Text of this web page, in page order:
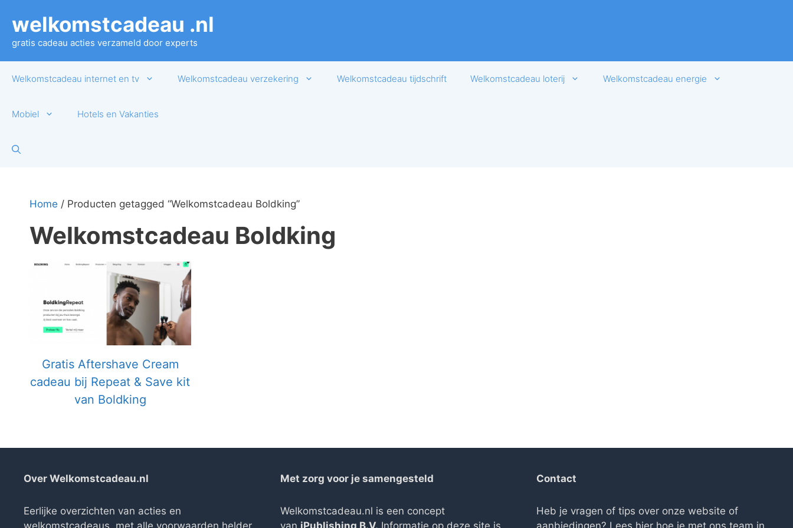
naar
inhoud
welkomstcadeau .nl
gratis cadeau acties verzameld door experts
Welkomstcadeau internet en tv Welkomstcadeau verzekering Welkomstcadeau tijdschrift Welkomstcadeau loterij Welkomstcadeau energie
Mobiel Hotels en Vakanties
Home / Producten getagged “Welkomstcadeau Boldking”
Welkomstcadeau Boldking
Gratis Aftershave Cream
cadeau bij Repeat & Save kit
van Boldking
Over Welkomstcadeau.nl
Eerlijke overzichten van acties en
Met zorg voor je samengesteld
Welkomstcadeau.nl is een concept
Contact
Heb je vragen of tips over onze website of